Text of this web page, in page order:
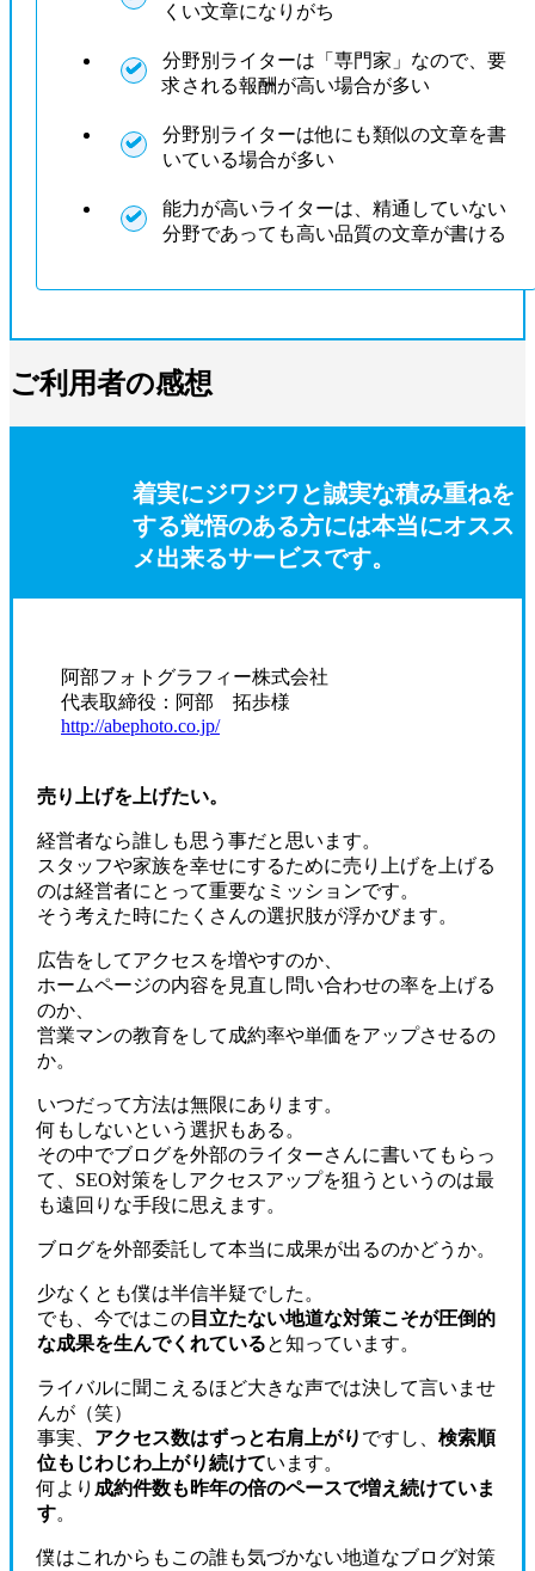
くい文章になりがち
分野別ライターは「専門家」なので、要
求される報酬が高い場合が多い
分野別ライターは他にも類似の文章を書
いている場合が多い
能力が高いライターは、精通していない
分野であっても高い品質の文章が書ける
ご利用者の感想
着実にジワジワと誠実な積み重ねを
する覚悟のある方には本当にオスス
メ出来るサービスです。
阿部フォトグラフィー株式会社
代表取締役：阿部 拓歩様
http://abephoto.co.jp/
売り上げを上げたい。
経営者なら誰しも思う事だと思います。
スタッフや家族を幸せにするために売り上げを上げる
のは経営者にとって重要なミッションです。
そう考えた時にたくさんの選択肢が浮かびます。
広告をしてアクセスを増やすのか、
ホームページの内容を見直し問い合わせの率を上げる
のか、
営業マンの教育をして成約率や単価をアップさせるの
か。
いつだって方法は無限にあります。
何もしないという選択もある。
その中でブログを外部のライターさんに書いてもらっ
て、SEO対策をしアクセスアップを狙うというのは最
も遠回りな手段に思えます。
ブログを外部委託して本当に成果が出るのかどうか。
少なくとも僕は半信半疑でした。
でも、今ではこの 目立たない地道な対策こそが圧倒的
な成果を生んでくれていると知っています。
ライバルに聞こえるほど大きな声では決して言いませ
んが（笑）
事実、 アクセス数はずっと右肩上がり ですし、 検索順
位もじわじわ上がり続けています。
何より 成約件数も昨年の倍のペースで増え続けていま
す。
僕はこれからもこの誰も気づかない地道なブログ対策